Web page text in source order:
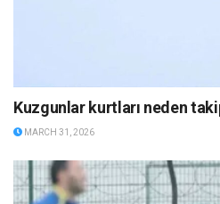
Kuzgunlar kurtları neden
MARCH 31, 2026